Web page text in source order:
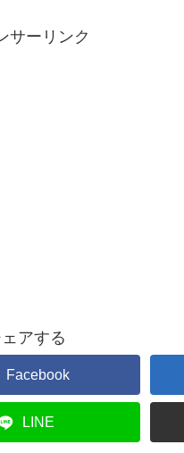
サーリンク
アする
Facebook
LINE